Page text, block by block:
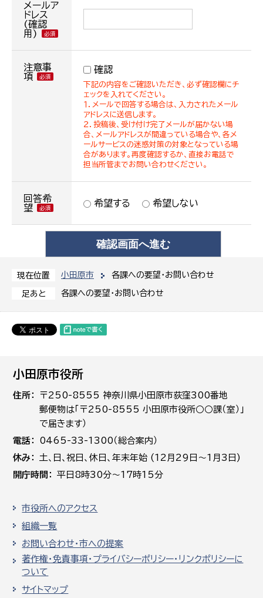
現在位置 小田原市 各課への要望・お問い合わせ
足あと 各課への要望・お問い合わせ
メールア
ドレス
(確認
用)
注意事
項
確認
下記の内容をご確認いただき、必ず確認欄にチ
ェックを入れてください。
１．メールで回答する場合は、入力されたメール
アドレスに送信します。
２．投稿後、受け付け完了メールが届かない場
合、メールアドレスが間違っている場合や、各メ
ールサービスの迷惑対策の対象となっている場
合があります。再度確認するか、直接お電話で
担当所管までお問い合わせください。
回答希
望
希望する 希望しない
小田原市役所
住所
〒250-8555 神奈川県小田原市荻窪300番地
郵便物は「〒250-8555 小田原市役所○○課（室）」
で届きます）
電話
0465-33-1300（総合案内）
休み
土､日､祝日、休日、年末年始 (12月29日～1月3日)
開庁時間
平日8時30分～17時15分
市役所へのアクセス
組織一覧
お問い合わせ・市への提案
著作権・免責事項・プライバシーポリシー・リンクポリシーに
ついて
サイトマップ